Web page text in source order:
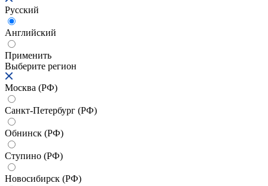
Русский
Английский
Применить
Выберите регион
Москва (РФ)
Санкт-Петербург (РФ)
Обнинск (РФ)
Ступино (РФ)
Новосибирск (РФ)